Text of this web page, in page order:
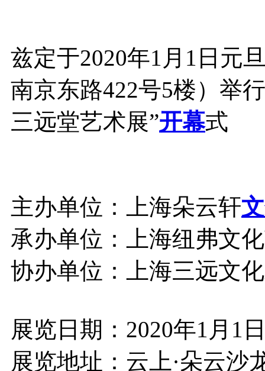
兹定于2020年1月1日元
南京东路422号5楼）举
三远堂艺术展”开幕式
主办单位：上海朵云轩
承办单位：上海纽弗文
协办单位：上海三远文
展览日期：2020年1月
展览地址：云上·朵云沙